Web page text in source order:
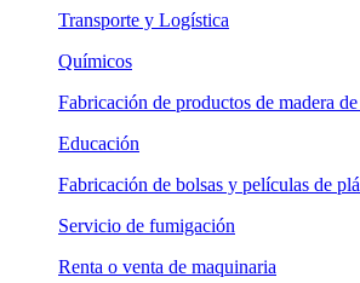
Transporte y Logística
Químicos
Fabricación de productos de madera
Educación
Fabricación de bolsas y películas de
Servicio de fumigación
Renta o venta de maquinaria